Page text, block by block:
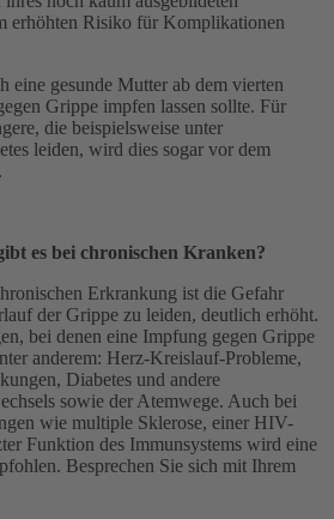
erhöhten Risiko für Komplikationen
eine gesunde Mutter ab dem vierten
Grippe impfen lassen sollte. Für
die beispielsweise unter
leiden, wird dies sogar vor dem
es bei chronischen Kranken?
Erkrankung ist die Gefahr
der Grippe zu leiden, deutlich erhöht.
bei denen eine Impfung gegen Grippe
anderem: Herz-Kreislauf-Probleme,
Diabetes und andere
sowie der Atemwege. Auch bei
wie multiple Sklerose, einer HIV-
Funktion des Immunsystems wird eine
Besprechen Sie sich mit Ihrem